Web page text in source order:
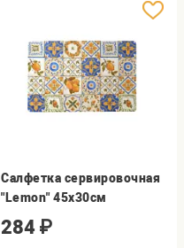
Салфетка сервировочная
"Lemon" 45х30см
284 ₽